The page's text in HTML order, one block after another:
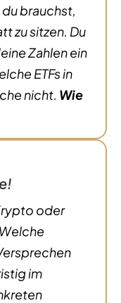
brauchst,
zu sitzen. Du
Zahlen ein
ETFs in
nicht. Wie
oder
im